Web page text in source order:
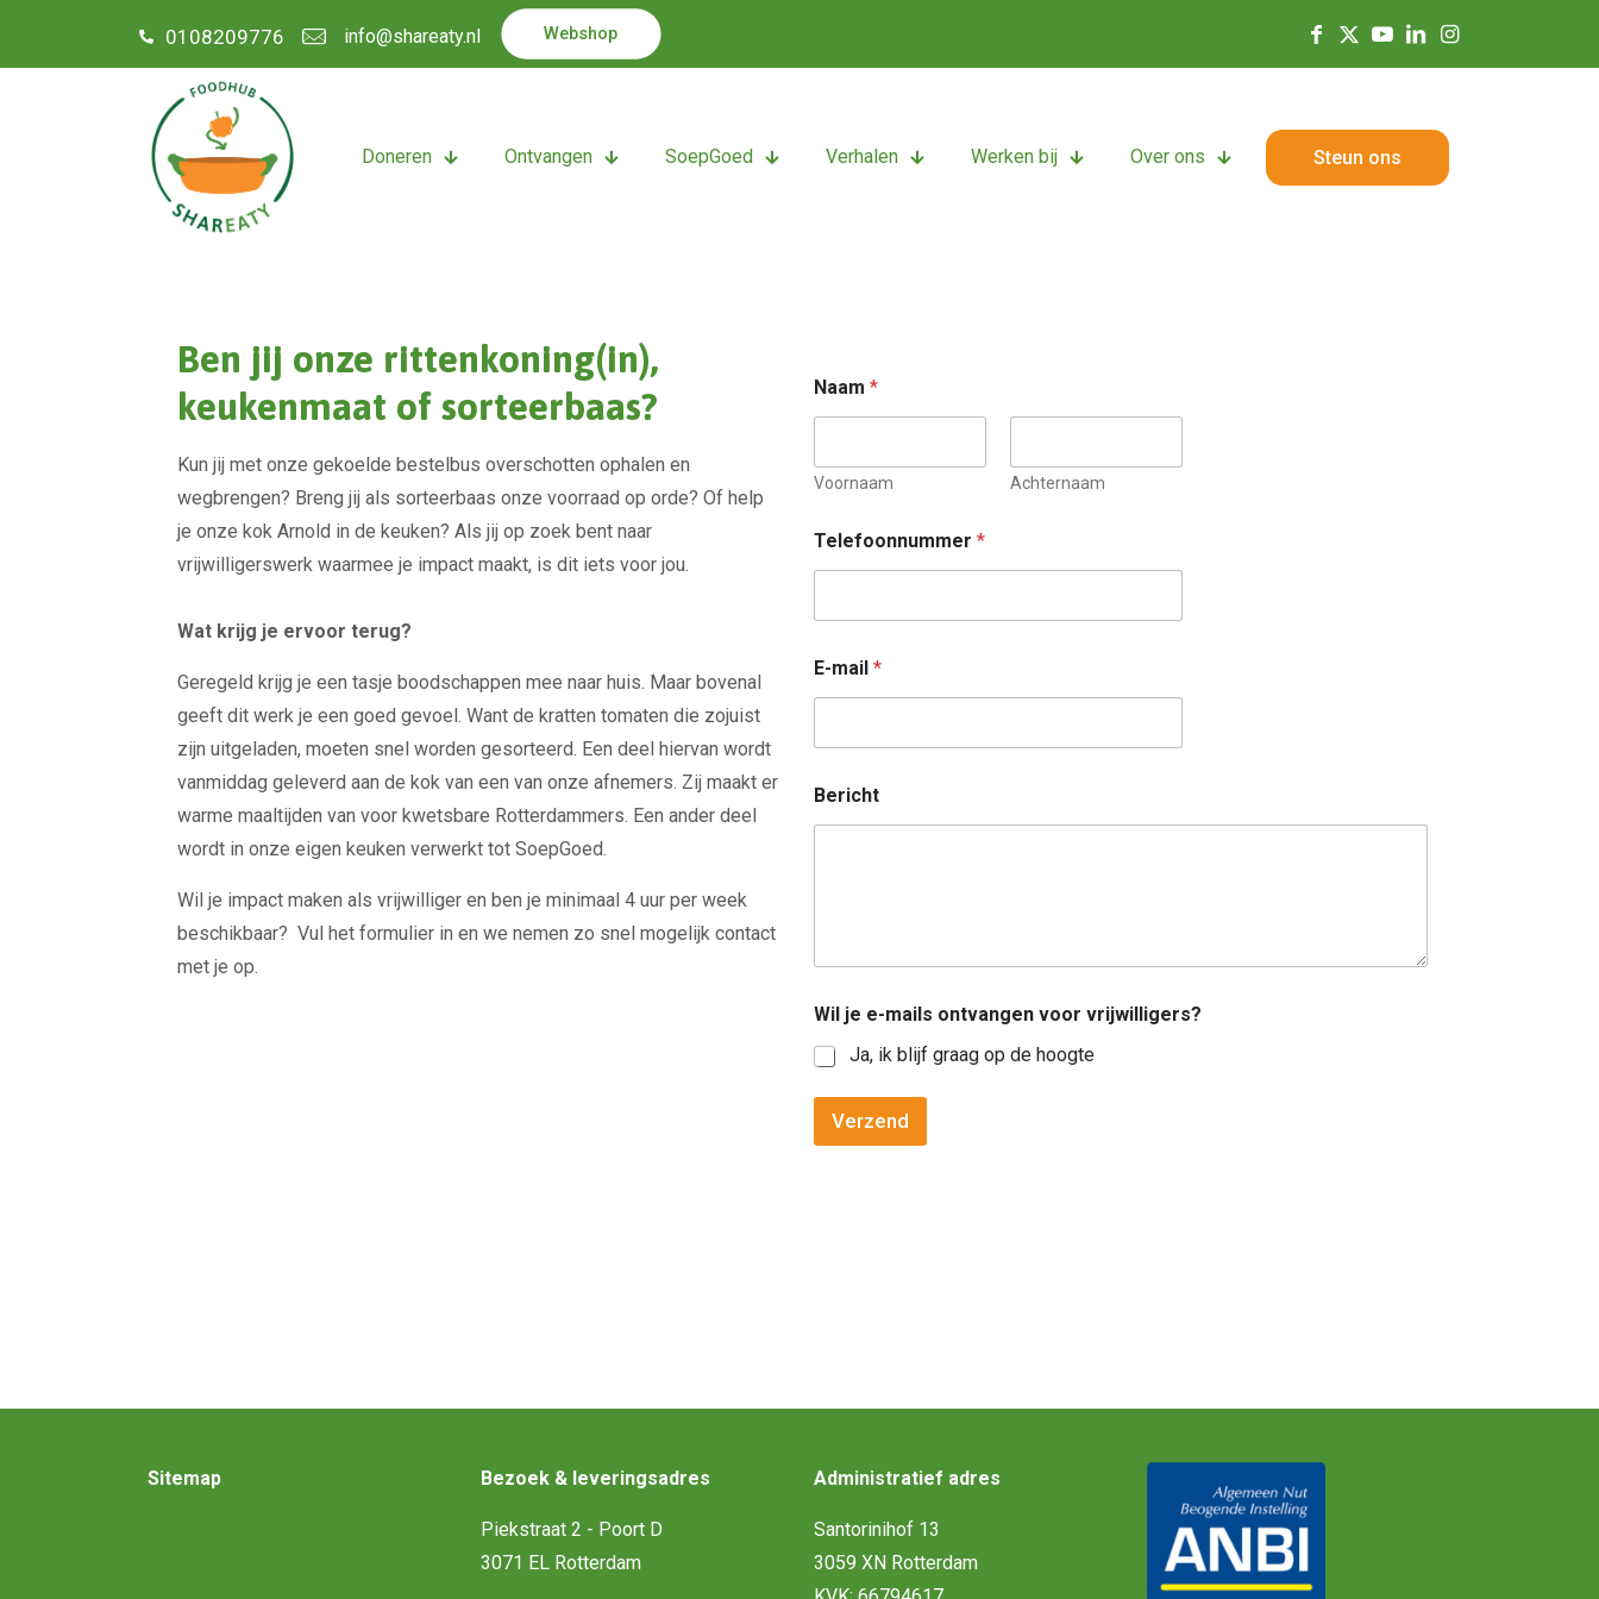
0108209776 info@shareaty.nl Webshop
Doneren Ontvangen SoepGoed Verhalen Werken bij Over ons Steun ons
Ben jij onze rittenkoning(in),
keukenmaat of sorteerbaas?
Kun jij met onze gekoelde bestelbus overschotten ophalen en
wegbrengen? Breng jij als sorteerbaas onze voorraad op orde? Of help
je onze kok Arnold in de keuken? Als jij op zoek bent naar
vrijwilligerswerk waarmee je impact maakt, is dit iets voor jou.
Wat krijg je ervoor terug?
Geregeld krijg je een tasje boodschappen mee naar huis. Maar bovenal
geeft dit werk je een goed gevoel. Want de kratten tomaten die zojuist
zijn uitgeladen, moeten snel worden gesorteerd. Een deel hiervan wordt
vanmiddag geleverd aan de kok van een van onze afnemers. Zij maakt er
warme maaltijden van voor kwetsbare Rotterdammers. Een ander deel
wordt in onze eigen keuken verwerkt tot SoepGoed.
Wil je impact maken als vrijwilliger en ben je minimaal 4 uur per week
beschikbaar? Vul het formulier in en we nemen zo snel mogelijk contact
met je op.
Naam *
Voornaam Achternaam
Telefoonnummer *
E-mail *
Bericht
Wil je e-mails ontvangen voor vrijwilligers?
Ja, ik blijf graag op de hoogte
Verzend
Sitemap Bezoek & leveringsadres
Piekstraat 2 - Poort D
3071 EL Rotterdam
Administratief adres
Santorinihof 13
3059 XN Rotterdam